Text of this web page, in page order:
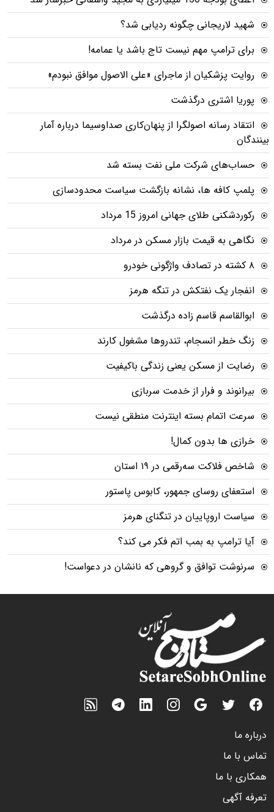
شهید لاریجانی چگونه ردیابی شد؟
برای ترامپ مهم نیست تاج باشد یا عمامه!
روایت پزشکیان از ماجرای «علی الاصول موافق نبودم»
پوریا اشتری درگذشت
انتقاد رسانه اصولگرا از پنهان‌کاری صداوسیما درباره آمار
بینندگان
حساب‌های شرکت ملی نفت بسته شد
پلمپ کافه ها، نشانه بازگشت سیاست محدودسازی
رکوردشکنی طلای جهانی امروز 15 مرداد
نگاهی به قیمت بازار مسکن در مرداد
۸ کشته در تصادف واژگونی خودرو
انفجار یک نفتکش در تنگه هرمز
ابوالقاسم قاسم زاده درگذشت
زنگ خطر انسجام، تندروها مشغول کارند
رضایت از مسکن یعنی زندگی باکیفیت
بیرانوند و فرار از خدمت سربازی
سرعت اتمام بسته‌ اینترنت منطقی نیست
خرازی ها بدون کمال!
شاخص فلاکت سه‌رقمی در ۱۹ استان
استعفای روسای جمهور، کابوس پاستور
سیاست اروپاییان در تنگنای هرمز
آیا ترامپ به بمب اتم فکر می کند؟
سرنوشت توافق و گروهی که نانشان در دعواست!
درباره ما
تماس با ما
همکاری با ما
تعرفه آگهی